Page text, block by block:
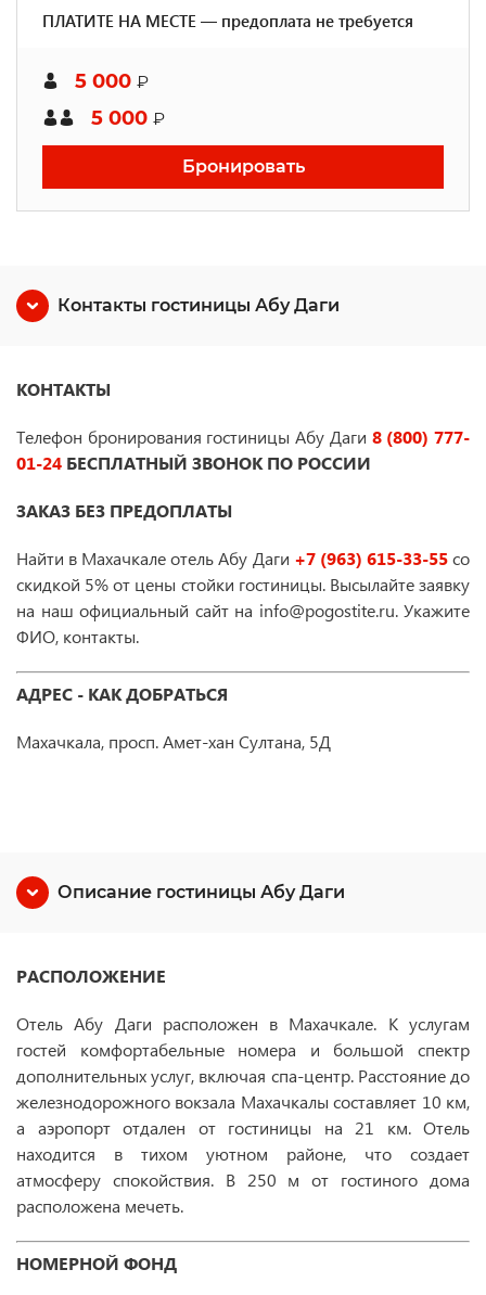
ПЛАТИТЕ НА МЕСТЕ — предоплата не требуется
5 000 ₽
5 000 ₽
Бронировать
Контакты гостиницы Абу Даги
КОНТАКТЫ
Телефон бронирования гостиницы Абу Даги 8 (800) 777-
01-24 БЕСПЛАТНЫЙ ЗВОНОК ПО РОССИИ
ЗАКАЗ БЕЗ ПРЕДОПЛАТЫ
Найти в Махачкале отель Абу Даги +7 (963) 615-33-55со
скидкой 5% от цены стойки гостиницы. Высылайте заявку
на наш официальный сайт на info@pogostite.ru. Укажите
ФИО, контакты.
АДРЕС - КАК ДОБРАТЬСЯ
Махачкала, просп. Амет-хан Султана, 5Д
Описание гостиницы Абу Даги
РАСПОЛОЖЕНИЕ
Отель Абу Даги расположен в Махачкале. К услугам
гостей комфортабельные номера и большой спектр
дополнительных услуг, включая спа-центр. Расстояние до
железнодорожного вокзала Махачкалы составляет 10 км,
а аэропорт отдален от гостиницы на 21 км. Отель
находится в тихом уютном районе, что создает
атмосферу спокойствия. В 250 м от гостиного дома
расположена мечеть.
НОМЕРНОЙ ФОНД